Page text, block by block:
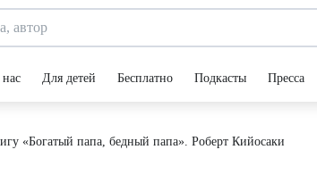
Для детей Бесплатно Подкасты Пресса
«Богатый папа, бедный папа». Роберт Кийосаки